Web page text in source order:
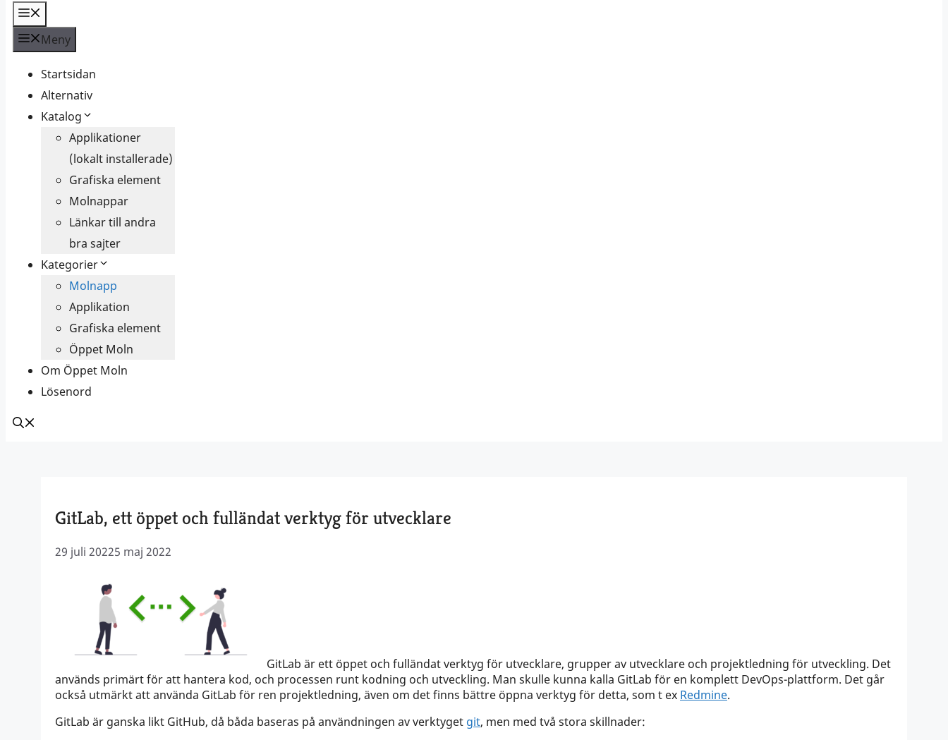
Meny
Startsidan
Alternativ
Katalog
Applikationer
(lokalt installerade)
Grafiska element
Molnappar
Länkar till andra
bra sajter
Kategorier
Molnapp
Applikation
Grafiska element
Öppet Moln
Om Öppet Moln
Lösenord
GitLab, ett öppet och fulländat verktyg för utvecklare
29 juli 20225 maj 2022
GitLab är ett öppet och fulländat verktyg för utvecklare, grupper av utvecklare och projektledning för utveckling. Det
används primärt för att hantera kod, och processen runt kodning och utveckling. Man skulle kunna kalla GitLab för en komplett DevOps-plattform. Det går
också utmärkt att använda GitLab för ren projektledning, även om det finns bättre öppna verktyg för detta, som t ex Redmine.
GitLab är ganska likt GitHub, då båda baseras på användningen av verktyget git, men med två stora skillnader: